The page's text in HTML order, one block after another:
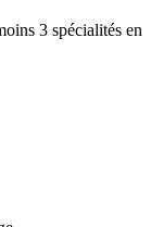
3 spécialités en